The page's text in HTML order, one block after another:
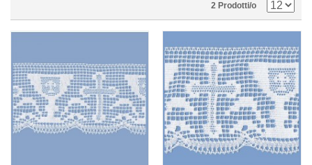
2 Prodotti/o